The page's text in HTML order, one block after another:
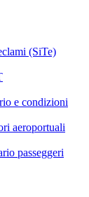
(SiTe)
e condizioni
aeroportuali
passeggeri